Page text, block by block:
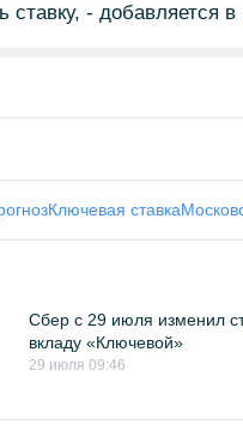
- добавляется в
Ключевая ставка
Сбер с 29 июля изменил
вкладу «Ключевой»
29 июля 09:46